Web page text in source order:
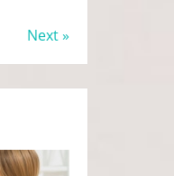
Next »